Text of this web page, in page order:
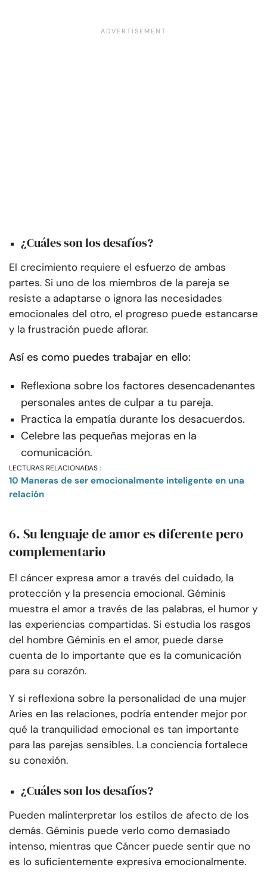
¿Cuáles son los desafíos?
El crecimiento requiere el esfuerzo de ambas
partes. Si uno de los miembros de la pareja se
resiste a adaptarse o ignora las necesidades
emocionales del otro, el progreso puede estancarse
y la frustración puede aflorar.
Así es como puedes trabajar en ello:
Reflexiona sobre los factores desencadenantes
personales antes de culpar a tu pareja.
Practica la empatía durante los desacuerdos.
Celebre las pequeñas mejoras en la
comunicación.
LECTURAS RELACIONADAS :
10 Maneras de ser emocionalmente inteligente en una
relación
6. Su lenguaje de amor es diferente pero
complementario
El cáncer expresa amor a través del cuidado, la
protección y la presencia emocional. Géminis
muestra el amor a través de las palabras, el humor y
las experiencias compartidas. Si estudia los rasgos
del hombre Géminis en el amor, puede darse
cuenta de lo importante que es la comunicación
para su corazón.
Y si reflexiona sobre la personalidad de una mujer
Aries en las relaciones, podría entender mejor por
qué la tranquilidad emocional es tan importante
para las parejas sensibles. La conciencia fortalece
su conexión.
¿Cuáles son los desafíos?
Pueden malinterpretar los estilos de afecto de los
demás. Géminis puede verlo como demasiado
intenso, mientras que Cáncer puede sentir que no
es lo suficientemente expresiva emocionalmente.